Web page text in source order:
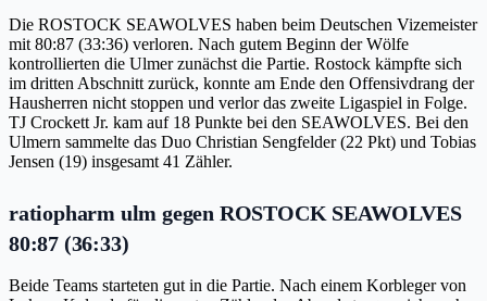
Die ROSTOCK SEAWOLVES haben beim Deutschen Vizemeister
mit 80:87 (33:36) verloren. Nach gutem Beginn der Wölfe
kontrollierten die Ulmer zunächst die Partie. Rostock kämpfte sich
im dritten Abschnitt zurück, konnte am Ende den Offensivdrang der
Hausherren nicht stoppen und verlor das zweite Ligaspiel in Folge.
TJ Crockett Jr. kam auf 18 Punkte bei den SEAWOLVES. Bei den
Ulmern sammelte das Duo Christian Sengfelder (22 Pkt) und Tobias
Jensen (19) insgesamt 41 Zähler.
ratiopharm ulm gegen ROSTOCK SEAWOLVES
80:87 (36:33)
Beide Teams starteten gut in die Partie. Nach einem Korbleger von